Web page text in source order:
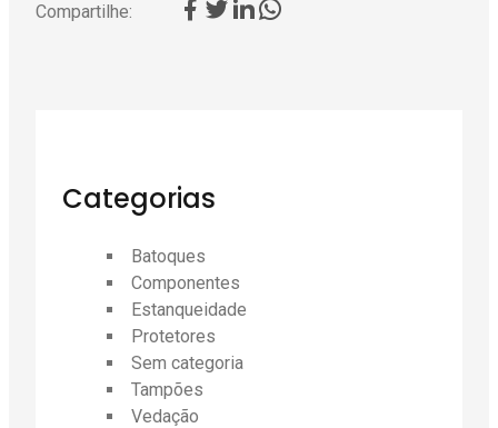
Compartilhe:
Categorias
Batoques
Componentes
Estanqueidade
Protetores
Sem categoria
Tampões
Vedação